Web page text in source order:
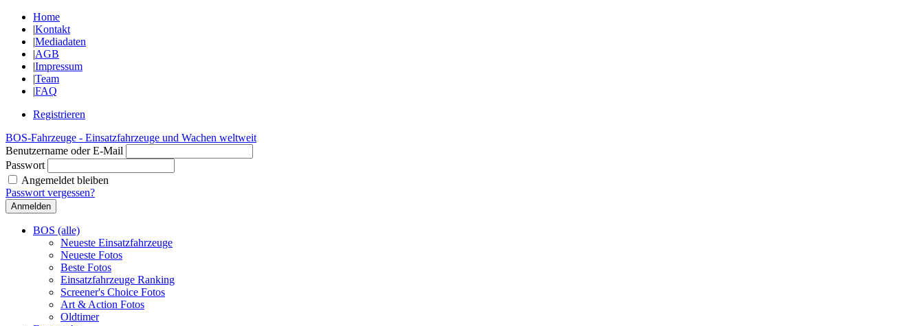
Home
|Kontakt
|Mediadaten
|AGB
|Impressum
|Team
|FAQ
Registrieren
BOS-Fahrzeuge - Einsatzfahrzeuge und Wachen weltweit
Benutzername oder E-Mail
Passwort
Angemeldet bleiben
Passwort vergessen?
BOS (alle)
Neueste Einsatzfahrzeuge
Neueste Fotos
Beste Fotos
Einsatzfahrzeuge Ranking
Screener's Choice Fotos
Art & Action Fotos
Oldtimer